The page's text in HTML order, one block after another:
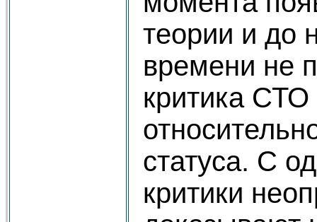
теории и до
времени не
критика
статуса. С
критики